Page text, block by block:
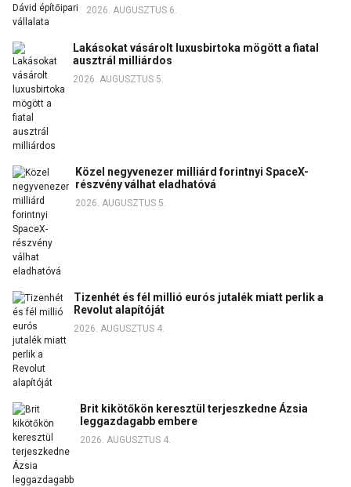
2026. AUGUSZTUS 6.
Lakásokat vásárolt luxusbirtoka mögött a fiatal
ausztrál milliárdos
2026. AUGUSZTUS 5.
Közel negyvenezer milliárd forintnyi SpaceX-
részvény válhat eladhatóvá
2026. AUGUSZTUS 5.
Tizenhét és fél millió eurós jutalék miatt perlik a
Revolut alapítóját
2026. AUGUSZTUS 4.
Brit kikötőkön keresztül terjeszkedne Ázsia
leggazdagabb embere
2026. AUGUSZTUS 4.